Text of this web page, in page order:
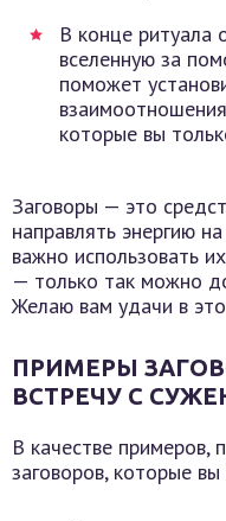
В конце ритуала
вселенную за
поможет
которые вы
Заговоры — это
направлять энергию
важно использовать
— только так можно
Желаю вам удачи в
ПРИМЕРЫ
ВСТРЕЧУ С
В качестве примеров,
заговоров, которые